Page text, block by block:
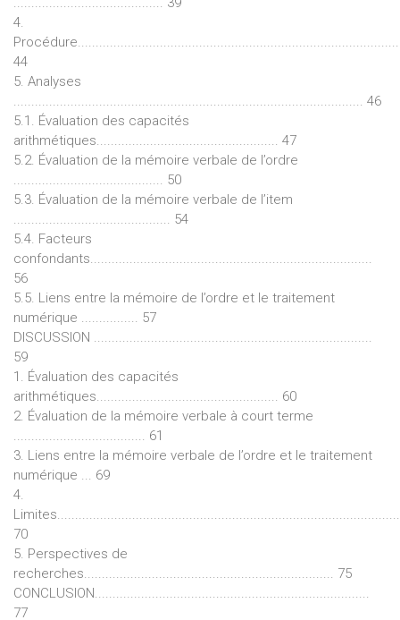
4.
44
5. Analyses
.................................................................................................. 46
5.1. Évaluation des capacités
arithmétiques................................................... 47
5.2. Évaluation de la mémoire verbale de l’ordre
.......................................... 50
5.3. Évaluation de la mémoire verbale de l’item
............................................ 54
5.4. Facteurs
confondants...............................................................................
56
5.5. Liens entre la mémoire de l’ordre et le traitement
numérique ................ 57
DISCUSSION ..............................................................................
59
1. Évaluation des capacités
arithmétiques................................................... 60
2. Évaluation de la mémoire verbale à court terme
..................................... 61
3. Liens entre la mémoire verbale de l’ordre et le traitement
numérique ... 69
4.
70
5. Perspectives de
recherches...................................................................... 75
CONCLUSION.............................................................................
77